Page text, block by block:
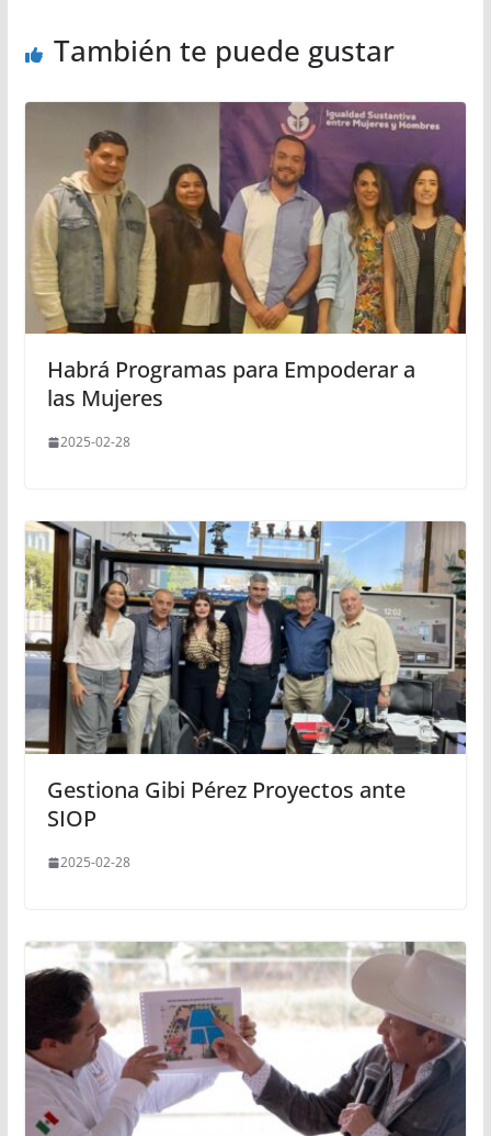
También te puede gustar
Habrá Programas para Empoderar a
las Mujeres
2025-02-28
Gestiona Gibi Pérez Proyectos ante
SIOP
2025-02-28